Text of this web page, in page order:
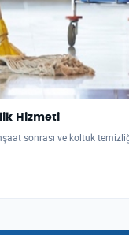
Hizmeti
sonrası ve koltuk